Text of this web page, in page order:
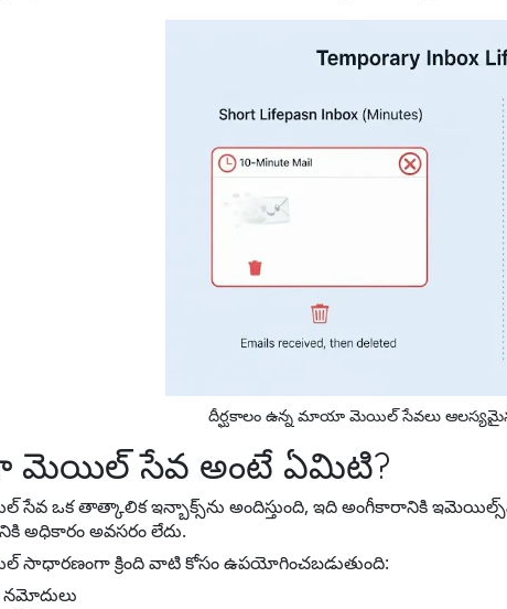
దీర్ఘకాలం ఉన్న మాయా మెయిల్ సేవలు
సేవ అంటే ఏమిటి?
ఒక తాత్కాలిక ఇన్బాక్స్‌ను అందిస్తుంది, ఇది అంగీకారానికి
అధికారం అవసరం లేదు.
క్రింది వాటి కోసం ఉపయోగించబడుతుంది:
నమోదులు